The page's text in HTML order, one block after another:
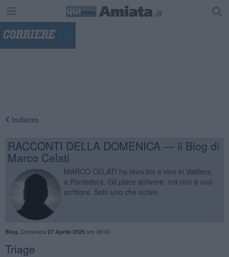
Indietro
RACCONTI DELLA DOMENICA — il Blog di
Marco Celati
MARCO CELATI ha lavorato e vive in Valdera,
a Pontedera. Gli piace scrivere, ma non è uno
scrittore. Solo uno che scrive.
Blog Domenica 27 Aprile 2025ore 08:00
Triage